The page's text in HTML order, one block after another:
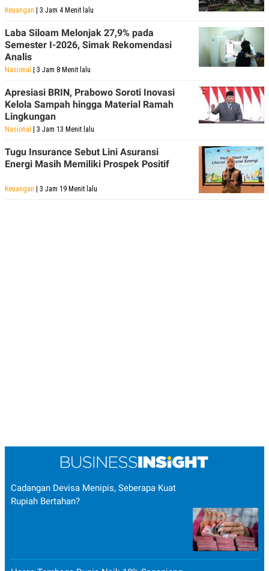
Keuangan | 3 Jam 4 Menit lalu
Laba Siloam Melonjak 27,9% pada
Semester I-2026, Simak Rekomendasi
Analis
Nasional | 3 Jam 8 Menit lalu
Apresiasi BRIN, Prabowo Soroti Inovasi
Kelola Sampah hingga Material Ramah
Lingkungan
Nasional | 3 Jam 13 Menit lalu
Tugu Insurance Sebut Lini Asuransi
Energi Masih Memiliki Prospek Positif
Keuangan | 3 Jam 19 Menit lalu
Cadangan Devisa Menipis, Seberapa Kuat
Rupiah Bertahan?